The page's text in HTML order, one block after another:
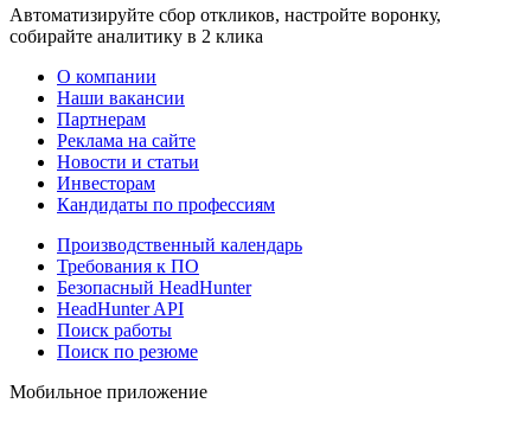
Автоматизируйте сбор откликов, настройте воронку,
собирайте аналитику в 2 клика
О компании
Наши вакансии
Партнерам
Реклама на сайте
Новости и статьи
Инвесторам
Кандидаты по профессиям
Производственный календарь
Требования к ПО
Безопасный HeadHunter
HeadHunter API
Поиск работы
Поиск по резюме
Мобильное приложение